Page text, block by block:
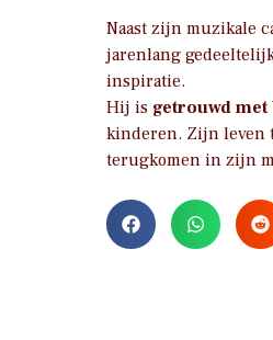
Naast zijn muzikale
jarenlang
inspiratie.
Hij is getrouwd met
kinderen. Zijn leven
terugkomen in zijn